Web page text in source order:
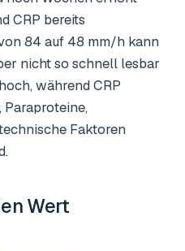
CRP bereits
84 auf 48 mm/h kann
nicht so schnell lesbar
während CRP
Paraproteine,
Faktoren
Wert